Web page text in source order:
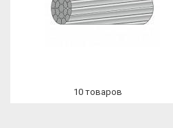
10 товаров